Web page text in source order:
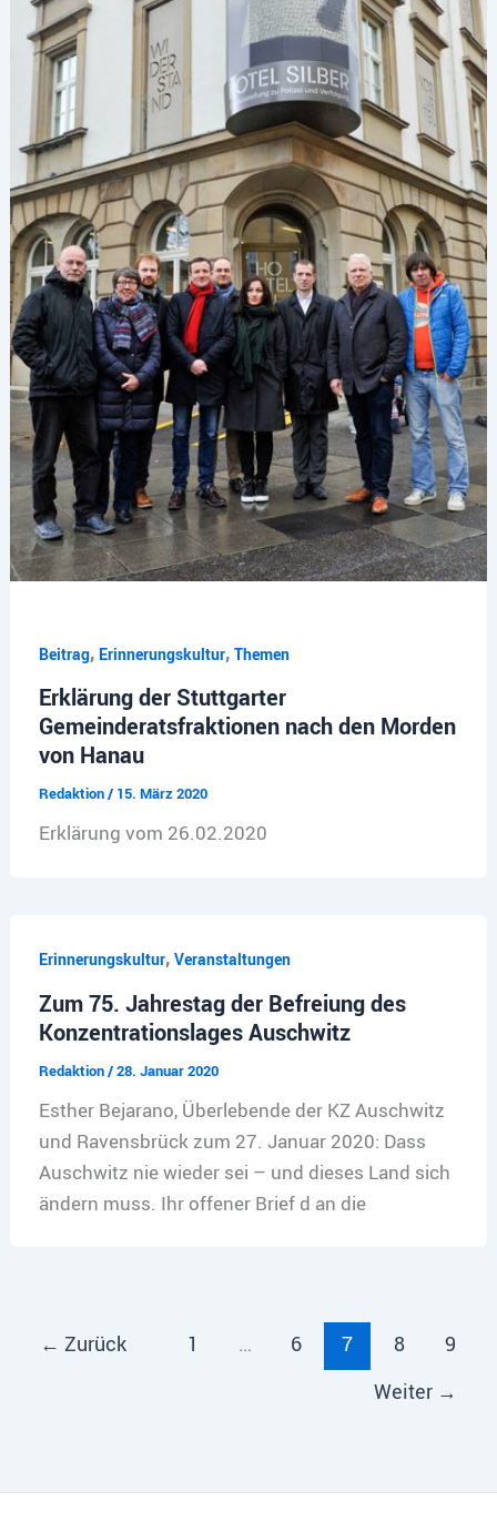
Beitrag, Erinnerungskultur, Themen
Erklärung der Stuttgarter
Gemeinderatsfraktionen nach den Morden
von Hanau
Redaktion/ 15. März 2020
Erklärung vom 26.02.2020
Erinnerungskultur, Veranstaltungen
Zum 75. Jahrestag der Befreiung des
Konzentrationslages Auschwitz
Redaktion/28. Januar 2020
Esther Bejarano, Überlebende der KZ Auschwitz
und Ravensbrück zum 27. Januar 2020: Dass
Auschwitz nie wieder sei – und dieses Land sich
ändern muss. Ihr offener Brief d an die
← Zurück 1 … 6 7 8
9
Weiter →